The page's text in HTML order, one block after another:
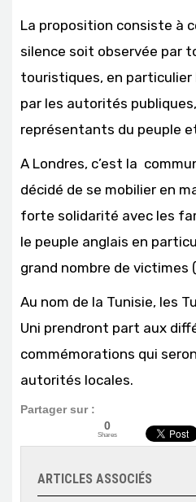
La proposition consiste à
silence soit observée par
touristiques, en particulier
par les autorités
représentants du peuple
A Londres, c’est la
décidé de se mobilier en
forte solidarité avec les
le peuple anglais en
grand nombre de victimes
Au nom de la Tunisie, les
Uni prendront part aux
commémorations qui
autorités locales.
Partager sur :
0
Shares
ARTICLES ASSOCIÉS